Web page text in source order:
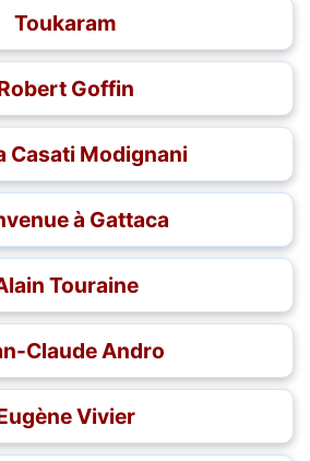
Toukaram
Goffin
Casati Modignani
à Gattaca
Touraine
Claude Andro
Vivier